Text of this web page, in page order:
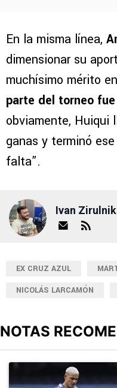
En la misma línea,
dimensionar su
muchísimo mérito
parte del torneo
obviamente, Huiqui
ganas y terminó
falta”.
Ivan Zirulnik
EX CRUZ AZUL
NICOLÁS LARCAMÓN
NOTAS
Un artículo de tendencia